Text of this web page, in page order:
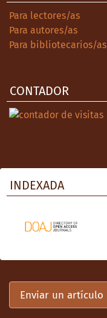
Para lectores/as
Para autores/as
Para bibliotecarios/as
CONTADOR
INDEXADA
Enviar un artículo